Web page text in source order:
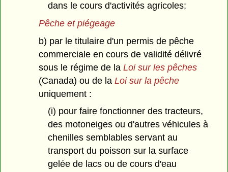
dans le cours d'activités agricoles;
Pêche et piégeage
b) par le titulaire d'un permis de pêche
commerciale en cours de validité délivré
sous le régime de laLoi sur les pêches
(Canada) ou de laLoi sur la pêche
uniquement :
(i) pour faire fonctionner des tracteurs,
des motoneiges ou d'autres véhicules à
chenilles semblables servant au
transport du poisson sur la surface
gelée de lacs ou de cours d'eau